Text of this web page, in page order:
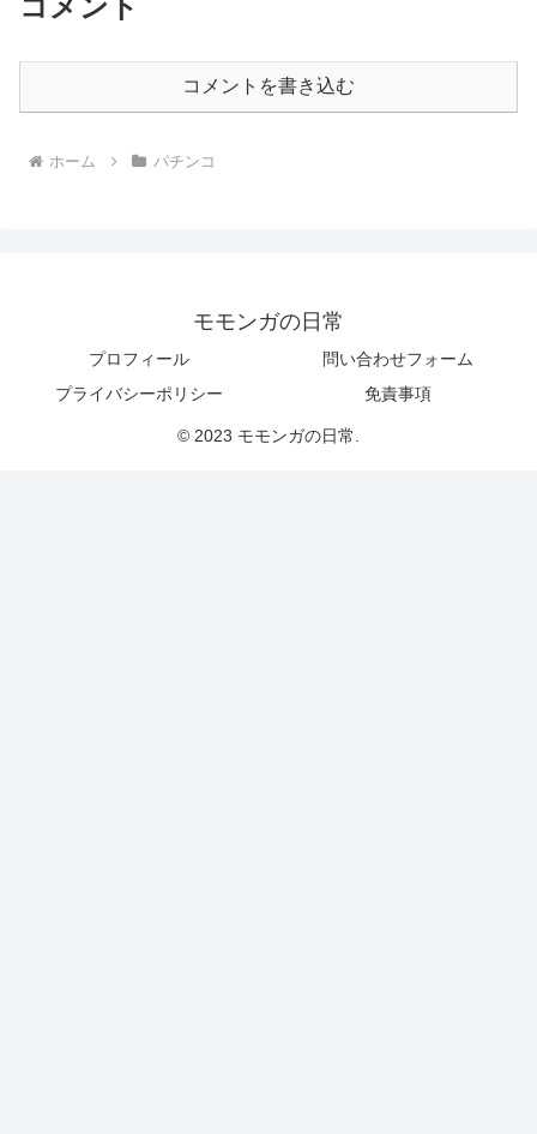
コメント
コメントを書き込む
ホーム パチンコ
モモンガの日常
プロフィール
問い合わせフォーム
プライバシーポリシー
免責事項
© 2023 モモンガの日常.